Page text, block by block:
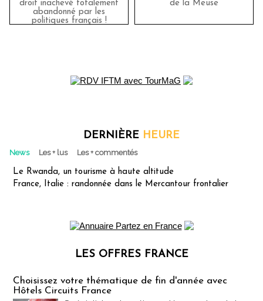
droit inachevé totalement
abandonné par les
politiques français !
de la Meuse
DERNIÈRE HEURE
News Les + lus Les + commentés
Le Rwanda, un tourisme à haute altitude
France, Italie : randonnée dans le Mercantour frontalier
LES OFFRES FRANCE
Choisissez votre thématique de fin d'année avec
Hôtels Circuits France